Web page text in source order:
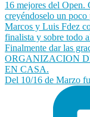
Del 10/16 de Marzo